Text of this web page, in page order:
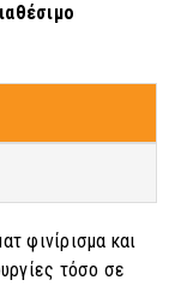
φινίρισμα και
τόσο σε